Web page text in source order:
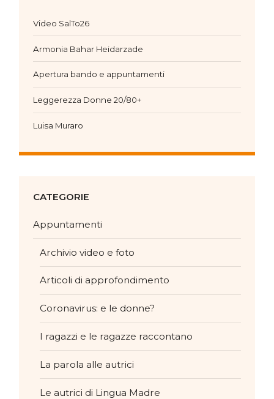
Video SalTo26
Armonia Bahar Heidarzade
Apertura bando e appuntamenti
Leggerezza Donne 20/80+
Luisa Muraro
CATEGORIE
Appuntamenti
Archivio video e foto
Articoli di approfondimento
Coronavirus: e le donne?
I ragazzi e le ragazze raccontano
La parola alle autrici
Le autrici di Lingua Madre